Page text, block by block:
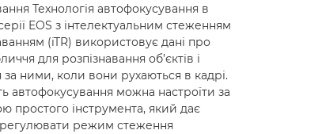
Технологія автофокусування в
EOS з інтелектуальним стеженням
(iTR) використовує дані про
для розпізнавання об’єктів і
ними, коли вони рухаються в кадрі.
автофокусування можна настроїти за
простого інструмента, який дає
режим стеження